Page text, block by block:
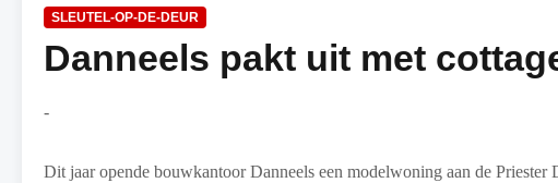
SLEUTEL-OP-DE-DEUR
Danneels pakt uit met
-
Dit jaar opende bouwkantoor Danneels een modelwoning aan de